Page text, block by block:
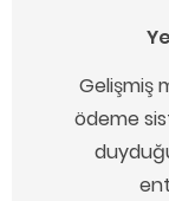
Gelişmiş
ödeme